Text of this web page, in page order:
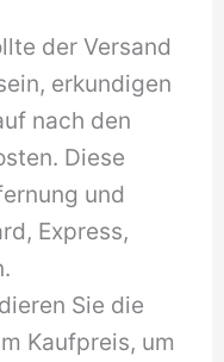
der Versand
erkundigen
nach den
Diese
und
Express,
Sie die
Kaufpreis, um